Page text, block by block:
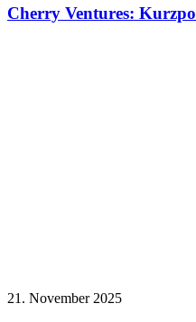
Cherry Ventures:
21. November 2025